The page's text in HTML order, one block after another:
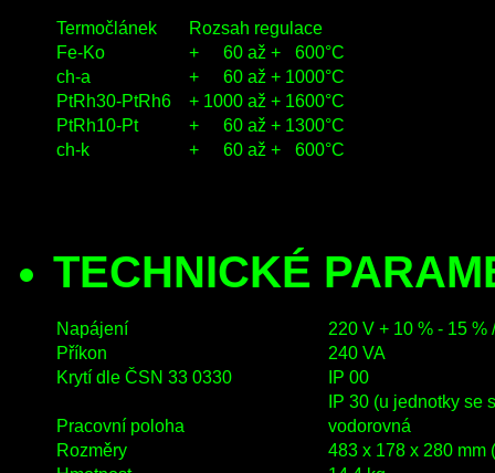
Termočlánek
Rozsah regulace
Fe-Ko
+ 60 až +
600°C
ch-a
+ 60 až + 1000°C
PtRh30-PtRh6
+ 1000 až + 1600°C
PtRh10-Pt
+ 60 až + 1300°C
ch-k
+ 60 až + 600°C
TECHNICKÉ
Napájení
220 V + 10 % - 15 %
Příkon
240 VA
Krytí dle ČSN 33 0330
IP 00
IP 30 (u jednotky se
Pracovní poloha
vodorovná
Rozměry
483 x 178 x 280 mm